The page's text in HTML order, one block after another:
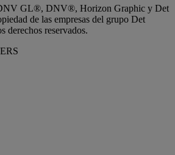
DNV GL®, DNV®, Horizon Graphic y Det
de las empresas del grupo Det
derechos reservados.